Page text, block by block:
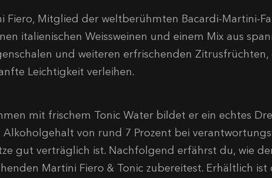
Fiero, Mitglied der weltberühmten Bacardi-Martini-
italienischen Weissweinen und einem Mix aus
und weiteren erfrischenden Zitrusfrüchten,
Leichtigkeit verleihen.
mit frischem Tonic Water bildet er ein echtes
Alkoholgehalt von rund 7 Prozent bei
gut verträglich ist. Nachfolgend erfährst du, wie
Martini Fiero & Tonic zubereitest. Erhältlich ist